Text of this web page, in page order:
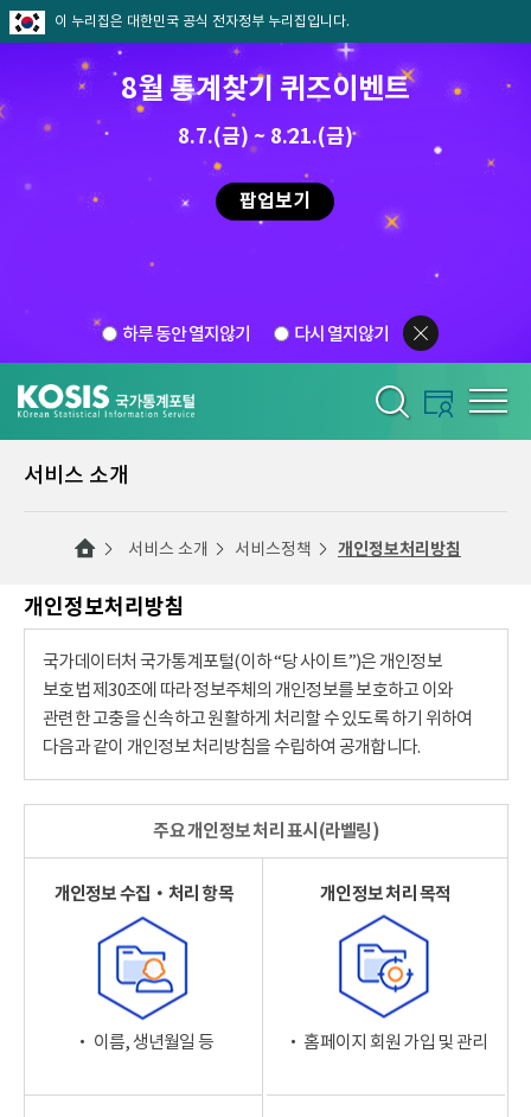
이 누리집은 대한민국 공식 전자정부 누리집입니다.
8월 통계찾기 퀴즈이벤트
8.7.(금) ~ 8.21.(금)
팝업보기
하루 동안 열지않기 다시 열지않기
서비스 소개
서비스 소개 서비스정책 개인정보처리방침
개인정보처리방침
국가데이터처 국가통계포털(이하 “당 사이트”)은 개인정보
보호법 제30조에 따라 정보주체의 개인정보를 보호하고 이와
관련한 고충을 신속하고 원활하게 처리할 수 있도록 하기 위하여
다음과 같이 개인정보 처리방침을 수립하여 공개합니다.
주요 개인정보 처리 표시(라벨링)
개인정보 수집‧처리 항목
‧ 이름, 생년월일 등
개인정보 처리 목적
‧ 홈페이지 회원 가입 및 관리